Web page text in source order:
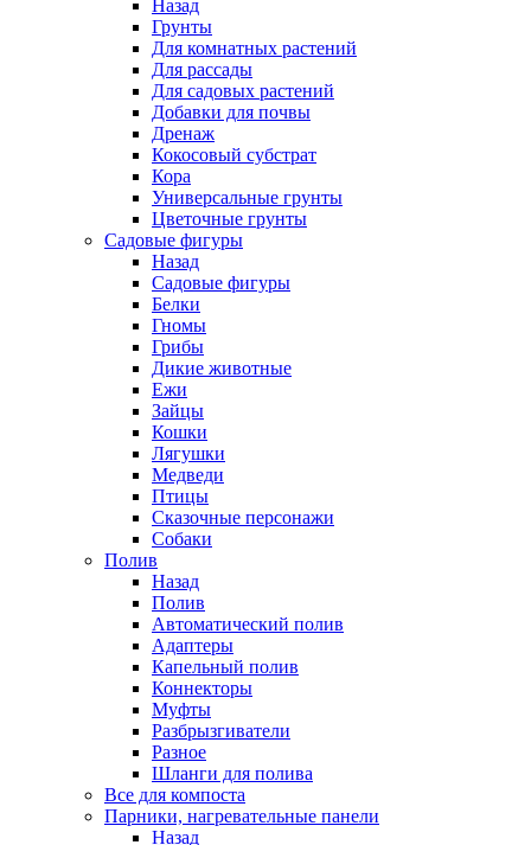
Назад
Грунты
Для комнатных растений
Для рассады
Для садовых растений
Добавки для почвы
Дренаж
Кокосовый субстрат
Кора
Универсальные грунты
Цветочные грунты
Садовые фигуры
Назад
Садовые фигуры
Белки
Гномы
Грибы
Дикие животные
Ежи
Зайцы
Кошки
Лягушки
Медведи
Птицы
Сказочные персонажи
Собаки
Полив
Назад
Полив
Автоматический полив
Адаптеры
Капельный полив
Коннекторы
Муфты
Разбрызгиватели
Разное
Шланги для полива
Все для компоста
Парники, нагревательные панели
Назад